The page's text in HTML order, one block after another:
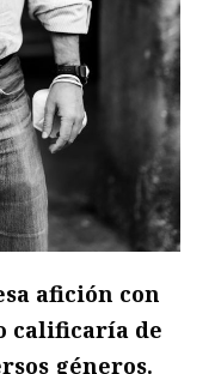
afición con
calificaría de
géneros.